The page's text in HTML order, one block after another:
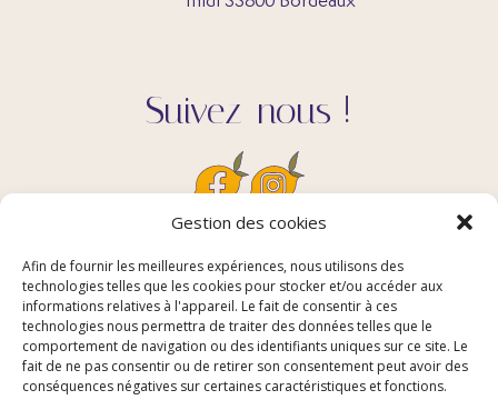
Gestion des cookies
Afin de fournir les meilleures expériences, nous utilisons des
technologies telles que les cookies pour stocker et/ou accéder aux
informations relatives à l'appareil. Le fait de consentir à ces
technologies nous permettra de traiter des données telles que le
comportement de navigation ou des identifiants uniques sur ce site. Le
fait de ne pas consentir ou de retirer son consentement peut avoir des
conséquences négatives sur certaines caractéristiques et fonctions.
Suivez-nous !
Contact
contact@nicuzza.fr
Mentions Légales
Politique de confidentialité